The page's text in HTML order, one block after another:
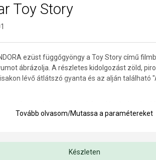
Toy Story
ezüst függőgyöngy a Toy Story című
ábrázolja. A részletes kidolgozást zöld,
lévő átlátszó gyanta és az alján található
A dizájn a Toy Story futurisztikus
16 x 15 mm.
Tovább olvasom/Mutassa a paramétereket
Készleten